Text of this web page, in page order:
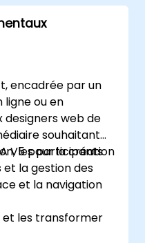
encadrée par un
ligne ou en
designers web de
souhaitant
V5 pour la création
la gestion des
les participants
et la navigation
et les transformer